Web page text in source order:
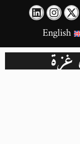
English
غزة